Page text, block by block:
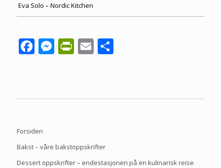
Eva Solo – Nordic Kitchen
Facebook
Messenger
PrintFriendly
EmailShare
Forsiden
Bakst – våre bakstoppskrifter
Dessert oppskrifter – endestasjonen på en kulinarisk reise